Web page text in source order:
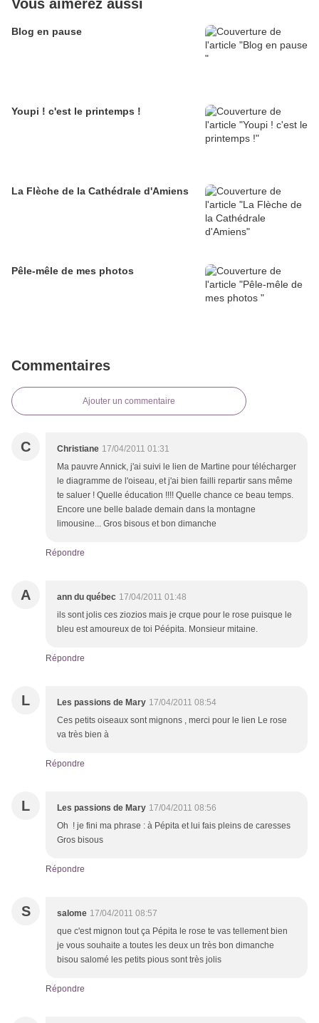
Vous aimerez aussi
Blog en pause
Youpi ! c'est le printemps !
La Flèche de la Cathédrale d'Amiens
Pêle-mêle de mes photos
Commentaires
Ajouter un commentaire
C Christiane 17/04/2011 01:31
Ma pauvre Annick, j'ai suivi le lien de Martine pour télécharger
le diagramme de l'oiseau, et j'ai bien failli repartir sans même
te saluer ! Quelle éducation !!!! Quelle chance ce beau temps.
Encore une belle balade demain dans la montagne
limousine... Gros bisous et bon dimanche
Répondre
A ann du québec 17/04/2011 01:48
ils sont jolis ces ziozios mais je crque pour le rose puisque le
bleu est amoureux de toi Péépita. Monsieur mitaine.
Répondre
L Les passions de Mary 17/04/2011 08:54
Ces petits oiseaux sont mignons , merci pour le lien Le rose
va très bien à
Répondre
L Les passions de Mary 17/04/2011 08:56
Oh ! je fini ma phrase : à Pépita et lui fais pleins de caresses
Gros bisous
Répondre
S salome 17/04/2011 08:57
que c'est mignon tout ça Pépita le rose te vas tellement bien
je vous souhaite a toutes les deux un très bon dimanche
bisou salomé les petits pious sont très jolis
Répondre